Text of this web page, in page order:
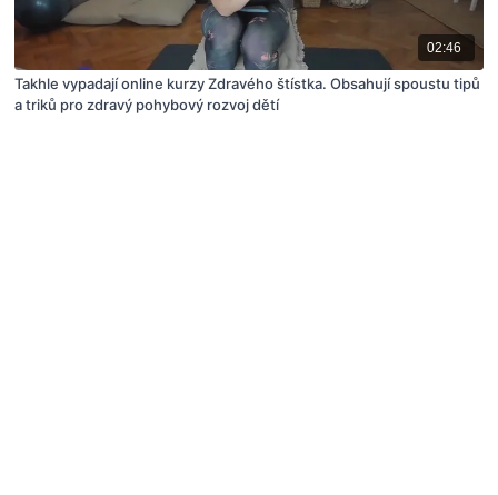
02:46
Takhle vypadají online kurzy Zdravého štístka. Obsahují spoustu tipů
a triků pro zdravý pohybový rozvoj dětí